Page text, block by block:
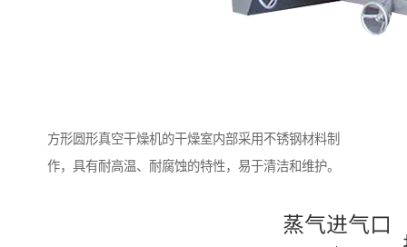
方形圆形真空干燥机的干燥室内部采用不锈钢材料制
作，具有耐高温、耐腐蚀的特性，易于清洁和维护。